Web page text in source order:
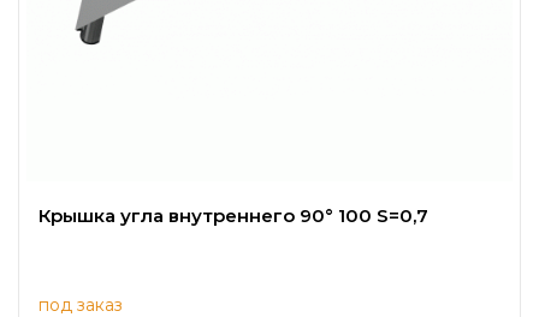
Крышка угла внутреннего 90° 100 S=0,7
под заказ